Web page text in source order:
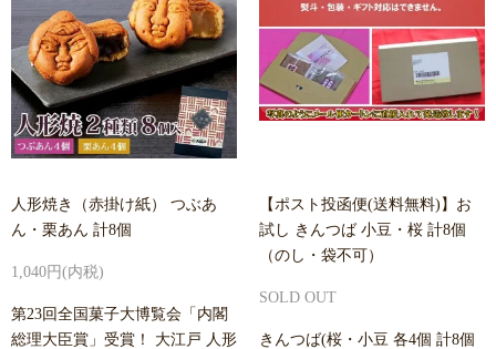
人形焼き（赤掛け紙） つぶあ
ん・栗あん 計8個
1,040円(内税)
第23回全国菓子大博覧会「内閣
総理大臣賞」受賞！ 大江戸 人形
【ポスト投函便(送料無料)】お
試し きんつば 小豆・桜 計8個
（のし・袋不可）
SOLD OUT
きんつば(桜・小豆 各4個 計8個